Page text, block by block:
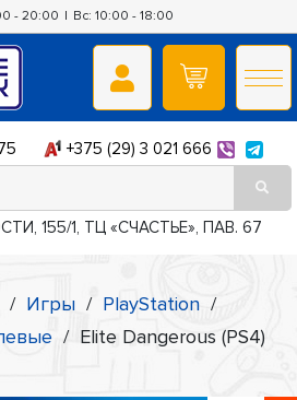
- 20:00 | Вс: 10:00 - 18:00
+375 (29) 3 021 666
155/1, ТЦ «СЧАСТЬЕ», ПАВ. 67
/ Игры / PlayStation /
/ Elite Dangerous (PS4)